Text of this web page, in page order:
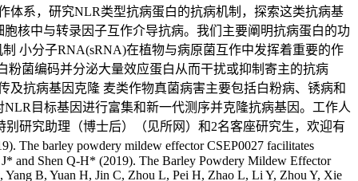
体系，研究NLR类型抗病蛋白的抗病机制，探索这类抗病基
核中与转录因子互作介导抗病。我们主要阐明抗病蛋白的功
小分子RNA(sRNA)在植物与病原菌互作中发挥着重要的作
菌编码并分泌大量效应蛋白从而干扰或抑制寄主的抗病
抗病基因克隆 麦类作物真菌病害主要包括白粉病、锈病和
目标基因进行富集和新一代测序并克隆抗病基因。工作人
研究助理（博士后）（见所网）和2名客座研究生，欢迎有
The barley powdery mildew effector CSEP0027 facilitates
and Shen Q-H* (2019). The Barley Powdery Mildew Effector
Yang B, Yuan H, Jin C, Zhou L, Pei H, Zhao L, Li Y, Zhou Y, Xie